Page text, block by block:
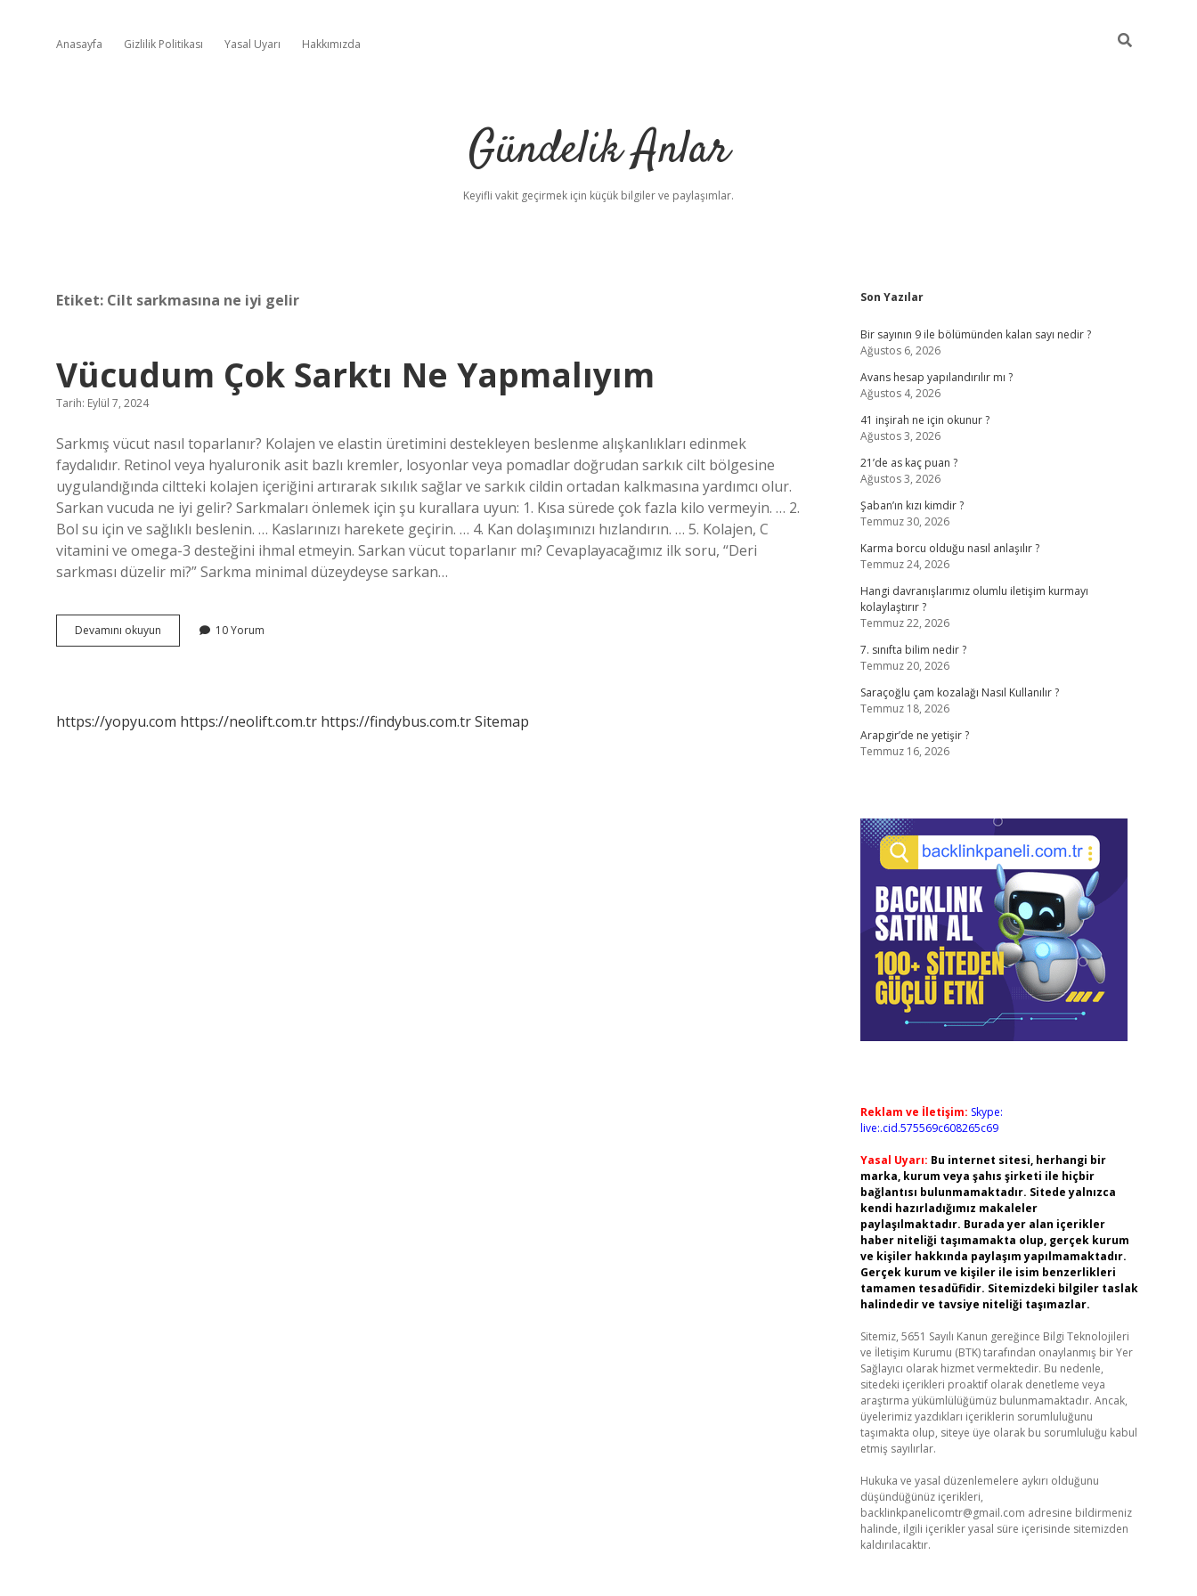
Anasayfa Gizlilik Politikası Yasal Uyarı Hakkımızda
Gündelik Anlar
Keyifli vakit geçirmek için küçük bilgiler ve paylaşımlar.
Etiket: Cilt sarkmasına ne iyi gelir
Vücudum Çok Sarktı Ne Yapmalıyım
Tarih: Eylül 7, 2024
Sarkmış vücut nasıl toparlanır? Kolajen ve elastin üretimini destekleyen beslenme alışkanlıkları edinmek
faydalıdır. Retinol veya hyaluronik asit bazlı kremler, losyonlar veya pomadlar doğrudan sarkık cilt bölgesine
uygulandığında ciltteki kolajen içeriğini artırarak sıkılık sağlar ve sarkık cildin ortadan kalkmasına yardımcı olur.
Sarkan vucuda ne iyi gelir? Sarkmaları önlemek için şu kurallara uyun: 1. Kısa sürede çok fazla kilo vermeyin. … 2.
Bol su için ve sağlıklı beslenin. … Kaslarınızı harekete geçirin. … 4. Kan dolaşımınızı hızlandırın. … 5. Kolajen, C
vitamini ve omega-3 desteğini ihmal etmeyin. Sarkan vücut toparlanır mı? Cevaplayacağımız ilk soru, “Deri
sarkması düzelir mi?” Sarkma minimal düzeydeyse sarkan…
Devamını okuyun Vücudum
Çok
10 Yorum
https://yopyu.com https://neolift.com.tr https://findybus.com.trSitemap
Sidebar
Son Yazılar
Bir sayının 9 ile bölümünden kalan sayı nedir ?
Ağustos 6, 2026
Avans hesap yapılandırılır mı ?
Ağustos 4, 2026
41 inşirah ne için okunur ?
Ağustos 3, 2026
21’de as kaç puan ?
Ağustos 3, 2026
Şaban’ın kızı kimdir ?
Temmuz 30, 2026
Karma borcu olduğu nasıl anlaşılır ?
Temmuz 24, 2026
Hangi davranışlarımız olumlu iletişim kurmayı
kolaylaştırır ?
Temmuz 22, 2026
7. sınıfta bilim nedir ?
Temmuz 20, 2026
Saraçoğlu çam kozalağı Nasıl Kullanılır ?
Temmuz 18, 2026
Arapgir’de ne yetişir ?
Temmuz 16, 2026
Reklam ve İletişim: Skype:
live:.cid.575569c608265c69
Yasal Uyarı: Bu internet sitesi, herhangi bir
marka, kurum veya şahıs şirketi ile hiçbir
bağlantısı bulunmamaktadır. Sitede yalnızca
kendi hazırladığımız makaleler
paylaşılmaktadır. Burada yer alan içerikler
haber niteliği taşımamakta olup, gerçek kurum
ve kişiler hakkında paylaşım yapılmamaktadır.
Gerçek kurum ve kişiler ile isim benzerlikleri
tamamen tesadüfidir. Sitemizdeki bilgiler taslak
halindedir ve tavsiye niteliği taşımazlar.
Sitemiz, 5651 Sayılı Kanun gereğince Bilgi Teknolojileri
ve İletişim Kurumu (BTK) tarafından onaylanmış bir Yer
Sağlayıcı olarak hizmet vermektedir. Bu nedenle,
sitedeki içerikleri proaktif olarak denetleme veya
araştırma yükümlülüğümüz bulunmamaktadır. Ancak,
üyelerimiz yazdıkları içeriklerin sorumluluğunu
taşımakta olup, siteye üye olarak bu sorumluluğu kabul
etmiş sayılırlar.
Hukuka ve yasal düzenlemelere aykırı olduğunu
düşündüğünüz içerikleri,
backlinkpanelicomtr@gmail.com adresine bildirmeniz
halinde, ilgili içerikler yasal süre içerisinde sitemizden
kaldırılacaktır.